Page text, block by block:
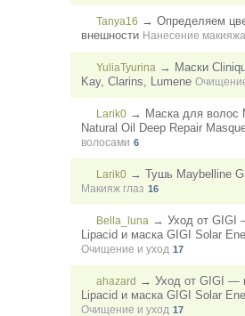
Tanya16 → Определяем
внешности Нанесение
YuliaTyurina → Mаски
Kay, Clarins, Lumene
Larik0 → Маска для волос
Natural Oil Deep Repair
волосами 6
Larik0 → Тушь Maybelline
Макияж глаз 16
Bella_luna → Уход от GIGI
Lipacid и маска GIGI Solar
Очищение и уход 17
ahazard → Уход от GIGI —
Lipacid и маска GIGI Solar
Очищение и уход 17